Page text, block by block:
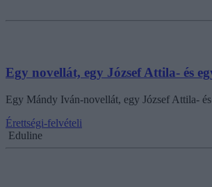
Egy novellát, egy József Attila- és
Egy Mándy Iván-novellát, egy József Attila-
Érettségi-felvételi
Eduline